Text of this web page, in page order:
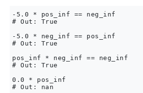
-5.0 * pos_inf == neg_inf
# Out: True
-5.0 * neg_inf == pos_inf
# Out: True
pos_inf * neg_inf == neg_inf
# Out: True
0.0 * pos_inf
# Out: nan